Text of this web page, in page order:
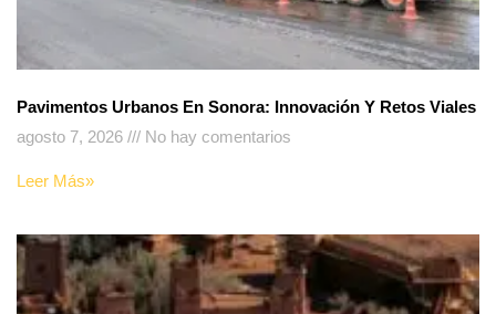
Pavimentos Urbanos En Sonora: Innovación Y Retos Viales
agosto 7, 2026
No hay comentarios
Leer Más»